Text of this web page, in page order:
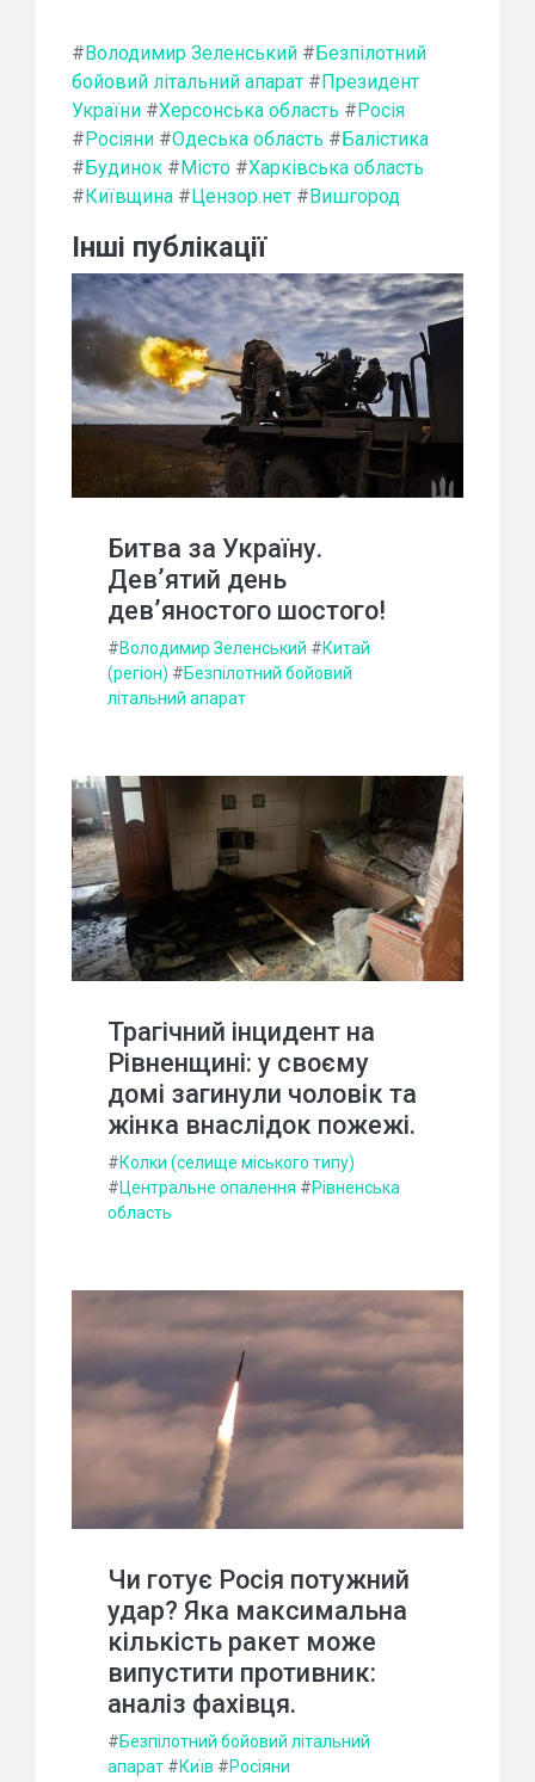
# Володимир Зеленський # Безпілотний
бойовий літальний апарат # Президент
України #Херсонська область # Росія
# Росіяни #Одеська область # Балістика
# Будинок # Місто #Харківська область
# Київщина # Цензор.нет # Вишгород
Інші публікації
Битва за Україну.
Дев’ятий день
дев’яностого шостого!
#Володимир Зеленський #Китай
(регіон) #Безпілотний бойовий
літальний апарат
Трагічний інцидент на
Рівненщині: у своєму
домі загинули чоловік та
жінка внаслідок пожежі.
#Колки (селище міського типу)
#Центральне опалення #Рівненська
область
Чи готує Росія потужний
удар? Яка максимальна
кількість ракет може
випустити противник:
аналіз фахівця.
#Безпілотний бойовий літальний
апарат #Київ #Росіяни